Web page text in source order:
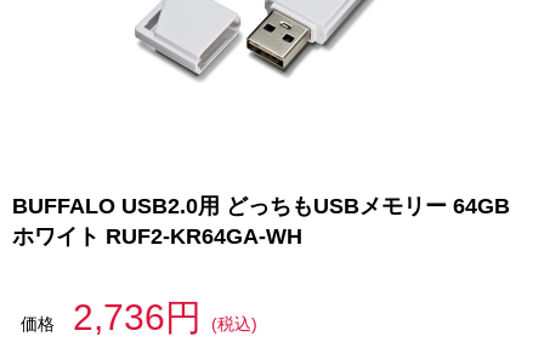
BUFFALO USB2.0用 どっちもUSBメモリー 64GB
ホワイト RUF2-KR64GA-WH
価格 2,736円
(税込)